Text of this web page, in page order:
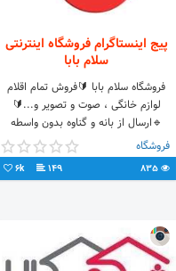
پیج اینستاگرام فروشگاه اینترنتی
سلام بابا
فروشگاه سلام بابا 🔰فروش تمام اقلام
لوازم خانگی ، صوت و تصویر و...🔰
🔹ارسال از بانه و گناوه بدون واسطه
🔹ضمانت سلامت و اصالت کالا 🔹ارسال
۳ روزه 🔹پرداخت درب منزل بعد از
تست 🔹خدمات پس از فروش
فروشگاه
835
149
6k